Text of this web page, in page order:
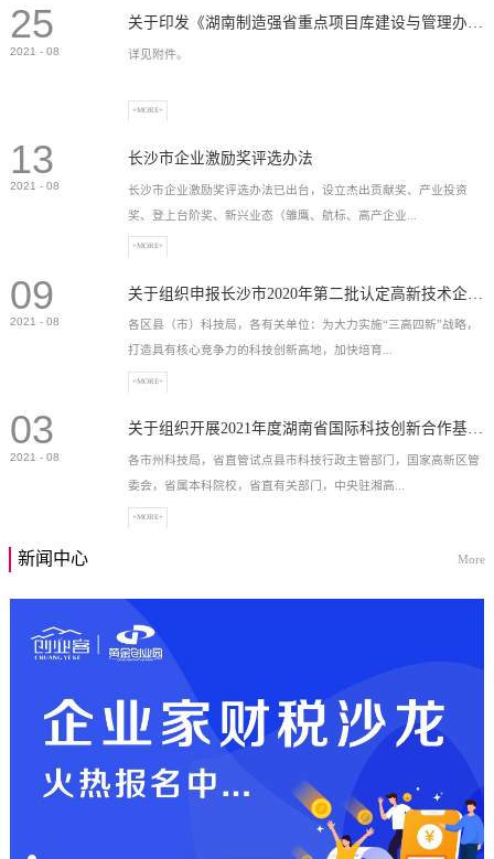
25
2021 - 08 详见附件。
+MORE+
13
2021 - 08
长沙市企业激励奖评选办法
长沙市企业激励奖评选办法已出台，设立杰出贡献奖、产业投资
奖、登上台阶奖、新兴业态（雏鹰、航标、高产企业...
）奖等，最高奖励2...
+MORE+
09
2021 - 08
各区县（市）科技局，各有关单位：为大力实施“三高四新”战略，
打造具有核心竞争力的科技创新高地，加快培育...
高新技术企业，充分...
+MORE+
03
2021 - 08
关于组织开展2021年度湖南省国际科技创新合作基地申报工作的通知
各市州科技局，省直管试点县市科技行政主管部门，国家高新区管
委会，省属本科院校，省直有关部门，中央驻湘高...
+MORE+
新闻中心 More